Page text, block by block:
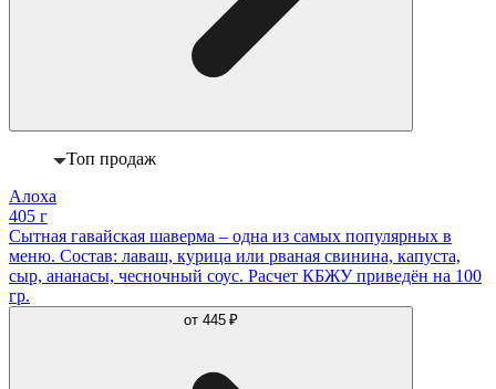
Топ продаж
Алоха
405 г
Сытная гавайская шаверма – одна из самых популярных в
меню. Состав: лаваш, курица или рваная свинина, капуста,
сыр, ананасы, чесночный соус. Расчет КБЖУ приведён на 100
гр.
от 445 ₽